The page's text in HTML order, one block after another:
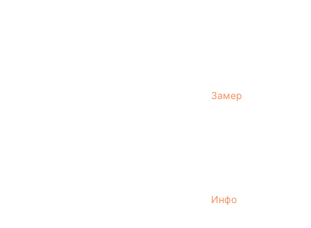
Замер
Инфо